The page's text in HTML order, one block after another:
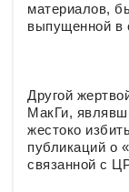
материалов,
выпущенной в
Другой
МакГи,
жестоко
публикаций о
связанной с